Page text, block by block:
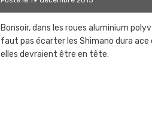
Bonsoir, dans les roues aluminium
faut pas écarter les Shimano dura
elles devraient être en tête.